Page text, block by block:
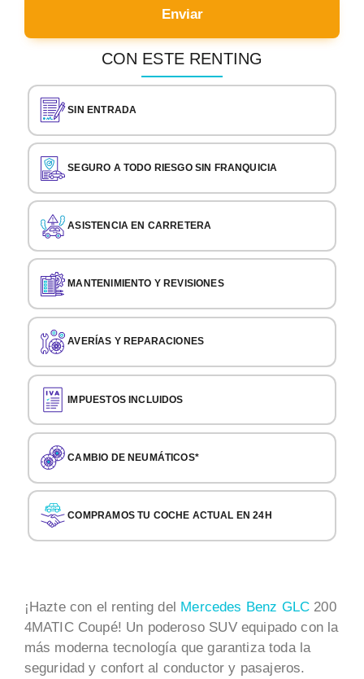
Enviar
CON ESTE RENTING
SIN ENTRADA
SEGURO A TODO RIESGO SIN FRANQUICIA
ASISTENCIA EN CARRETERA
MANTENIMIENTO Y REVISIONES
AVERÍAS Y REPARACIONES
IMPUESTOS INCLUIDOS
CAMBIO DE NEUMÁTICOS*
COMPRAMOS TU COCHE ACTUAL EN 24H
¡Hazte con el renting del Mercedes Benz GLC 200
4MATIC Coupé! Un poderoso SUV equipado con la
más moderna tecnología que garantiza toda la
seguridad y confort al conductor y pasajeros.